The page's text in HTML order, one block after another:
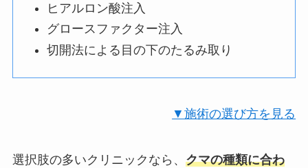
ヒアルロン酸注入
グロースファクター注入
切開法による目の下のたるみ取り
▼施術の選び方を見る
選択肢の多いクリニックなら、 クマの種類に合わ